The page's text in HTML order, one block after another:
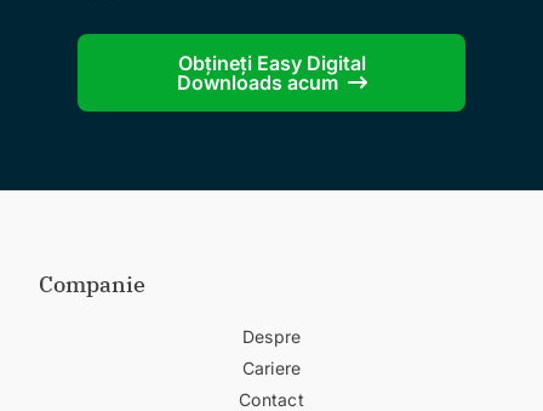
Obțineți Easy Digital
Downloads acum
Companie
Despre
Cariere
Contact